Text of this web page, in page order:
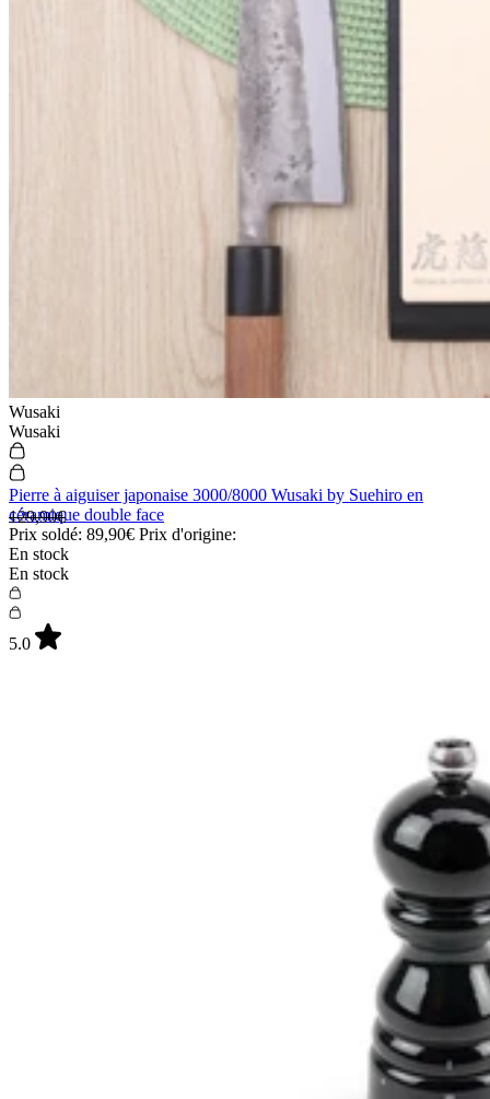
Wusaki
Wusaki
Pierre à aiguiser japonaise 3000/8000 Wusaki by Suehiro en
céramique double face
Prix soldé: 89,90€ Prix d'origine:
129,90€
En stock
En stock
5.0